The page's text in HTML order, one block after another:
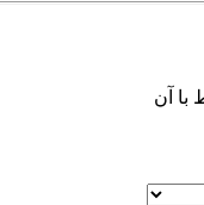
با آن